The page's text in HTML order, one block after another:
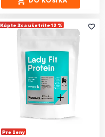
Kúpte 3x a ušetrite 12 %
Pre ženy